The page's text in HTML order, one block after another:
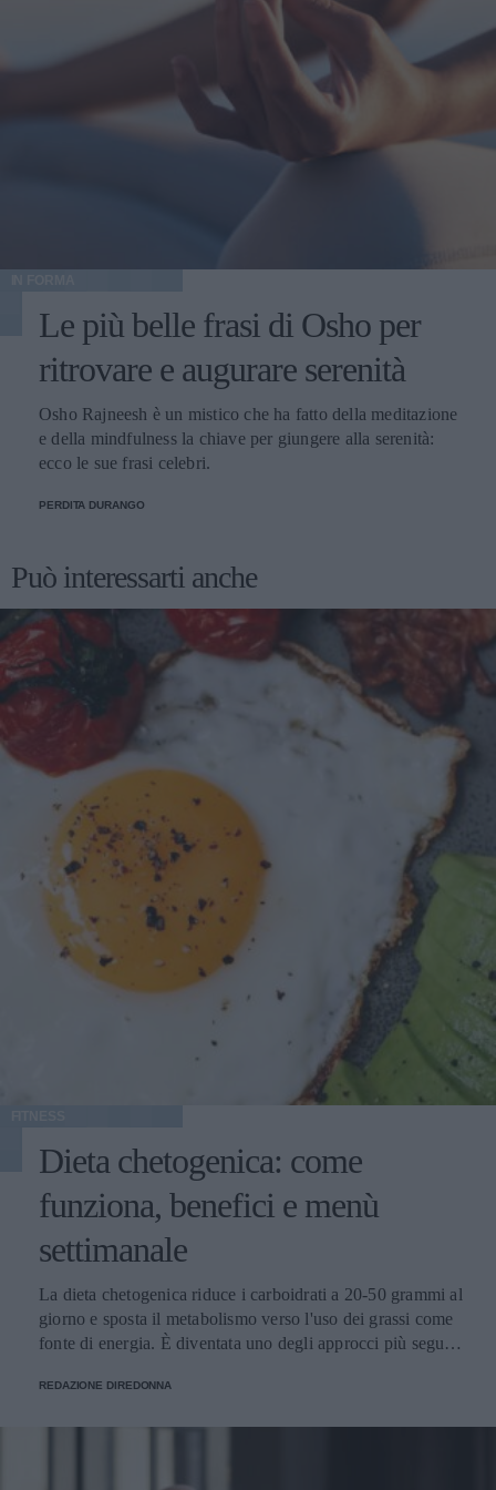
Le più belle frasi di Osho per
ritrovare e augurare serenità
Osho Rajneesh è un mistico che ha fatto della meditazione
e della mindfulness la chiave per giungere alla serenità:
ecco le sue frasi celebri.
PERDITA DURANGO
Può interessarti anche
Dieta chetogenica: come
funziona, benefici e menù
settimanale
La dieta chetogenica riduce i carboidrati a 20-50 grammi al
giorno e sposta il metabolismo verso l'uso dei grassi come
fonte di energia. È diventata uno degli approcci più seguiti
Marchi specializzati come BeKeto offrono prodotti e
REDAZIONE DIREDONNA